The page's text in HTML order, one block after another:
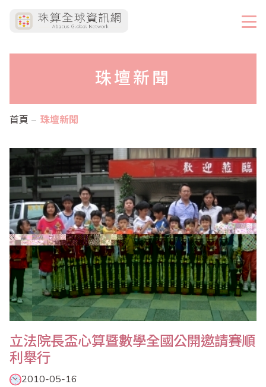
珠壇新聞
首頁 珠壇新聞
立法院長盃心算暨數學全國公開邀請賽順
利舉行
2010-05-16